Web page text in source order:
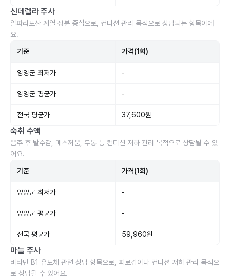
신데렐라 주사
알파리포산 계열 성분 중심으로, 컨디션 관리 목적으로 상담되는 항목이에
요.
기준 가격(1회)
양양군 최저가 -
양양군 평균가 -
전국 평균가 37,600원
숙취 수액
음주 후 탈수감, 메스꺼움, 두통 등 컨디션 저하 관리 목적으로 상담될 수 있
어요.
기준 가격(1회)
양양군 최저가 -
양양군 평균가 -
전국 평균가 59,960원
마늘 주사
비타민 B1 유도체 관련 상담 항목으로, 피로감이나 컨디션 저하 관리 목적으
로 상담될 수 있어요.